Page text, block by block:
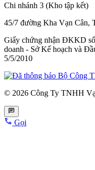
Chi nhánh 3 (Kho tập kết)
45/7 đường Kha Vạn Cân,
Giấy chứng nhận ĐKKD
doanh - Sở Kế hoạch và
5/5/2010
© 2026 Công Ty TNHH
Gọi